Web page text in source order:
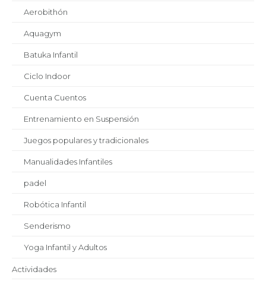
Aerobithón
Aquagym
Batuka Infantil
Ciclo Indoor
Cuenta Cuentos
Entrenamiento en Suspensión
Juegos populares y tradicionales
Manualidades Infantiles
padel
Robótica Infantil
Senderismo
Yoga Infantil y Adultos
Actividades